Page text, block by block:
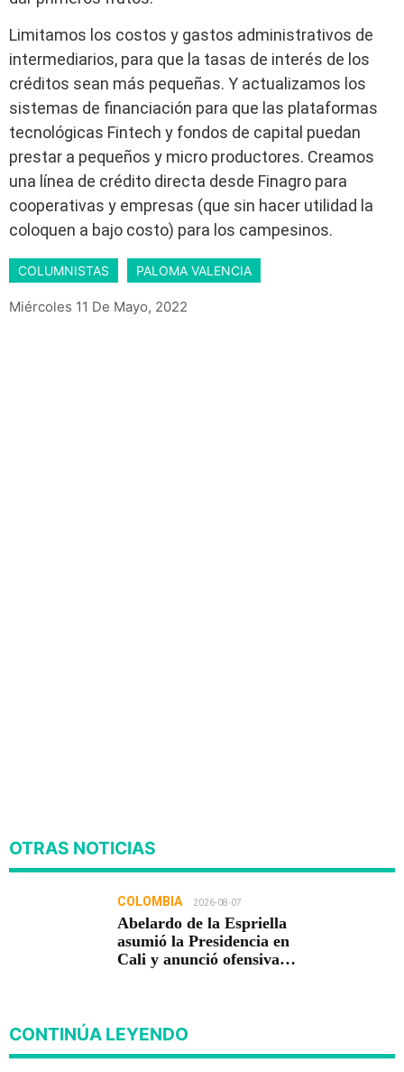
Limitamos los costos y gastos administrativos de
intermediarios, para que la tasas de interés de los
créditos sean más pequeñas. Y actualizamos los
sistemas de financiación para que las plataformas
tecnológicas Fintech y fondos de capital puedan
prestar a pequeños y micro productores. Creamos
una línea de crédito directa desde Finagro para
cooperativas y empresas (que sin hacer utilidad la
coloquen a bajo costo) para los campesinos.
COLUMNISTAS PALOMA VALENCIA
Miércoles 11 De Mayo, 2022
OTRAS NOTICIAS
COLOMBIA 2026-08-07
Abelardo de la Espriella
asumió la Presidencia en
Cali y anunció ofensiva
CONTINÚA LEYENDO